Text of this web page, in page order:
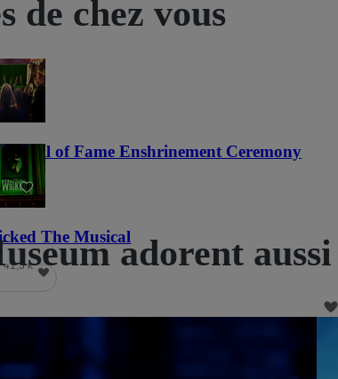
de chez vous
Hall of Fame Enshrinement Ceremony
22
The Musical
41,3 k adorent aussi